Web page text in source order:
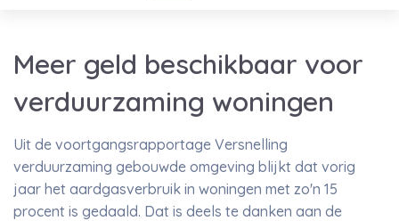
Meer geld beschikbaar voor
verduurzaming woningen
Uit de voortgangsrapportage Versnelling
verduurzaming gebouwde omgeving blijkt dat vorig
jaar het aardgasverbruik in woningen met zo'n 15
procent is gedaald. Dat is deels te danken aan de